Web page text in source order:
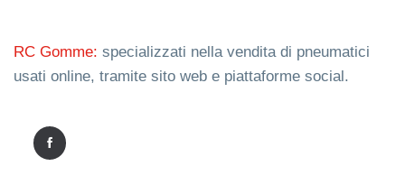
RC Gomme: specializzati nella vendita di pneumatici
usati online, tramite sito web e piattaforme social.